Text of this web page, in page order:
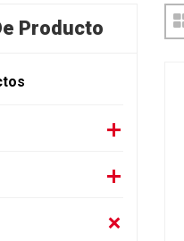
Producto